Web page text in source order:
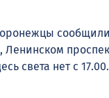
Ленинском
света нет с 17.00.